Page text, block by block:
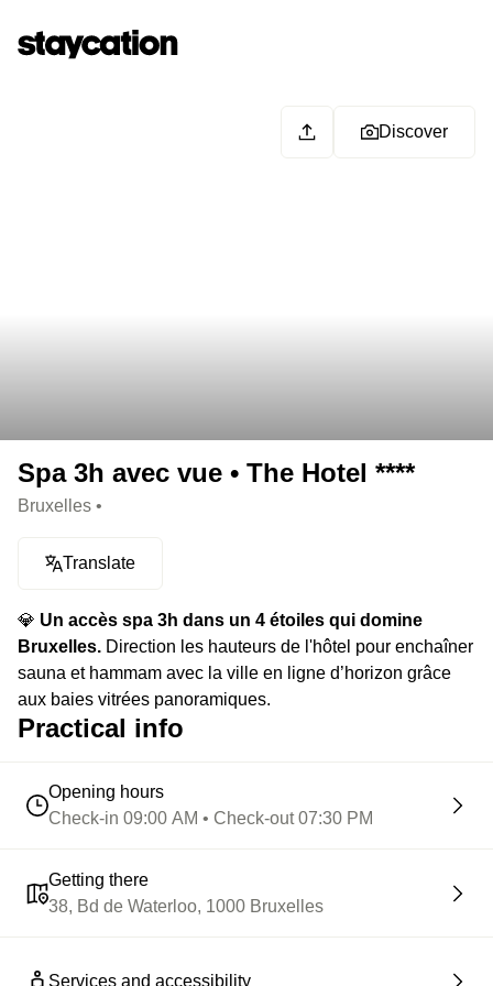
Discover
Spa 3h avec vue • The Hotel ****
Bruxelles •
Translate
💎 Un accès spa 3h dans un 4 étoiles qui domine
Bruxelles. Direction les hauteurs de l'hôtel pour enchaîner
sauna et hammam avec la ville en ligne d’horizon grâce
aux baies vitrées panoramiques.
Practical info
Opening hours
Check-in 09:00 AM • Check-out 07:30 PM
Getting there
38, Bd de Waterloo, 1000 Bruxelles
Services and accessibility